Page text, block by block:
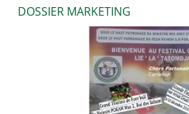
DOSSIER MARKETING